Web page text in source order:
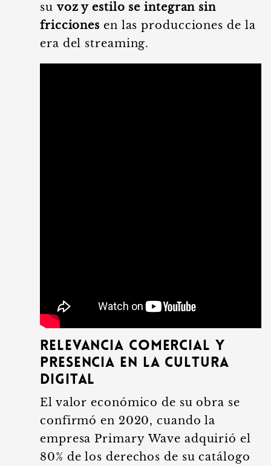
su voz y estilo se integran sin
fricciones en las producciones de la
era del streaming.
Relevancia comercial y
presencia en la cultura
digital
El valor económico de su obra se
confirmó en 2020, cuando la
empresa Primary Wave adquirió el
80% de los derechos de su catálogo